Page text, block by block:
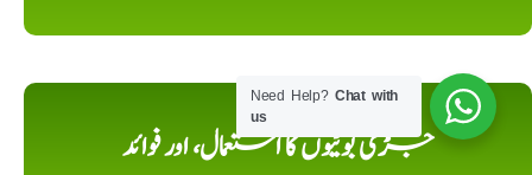
جڑی بوٹیوں کا استعمال، اور فوائد
Need Help?Chat with
us